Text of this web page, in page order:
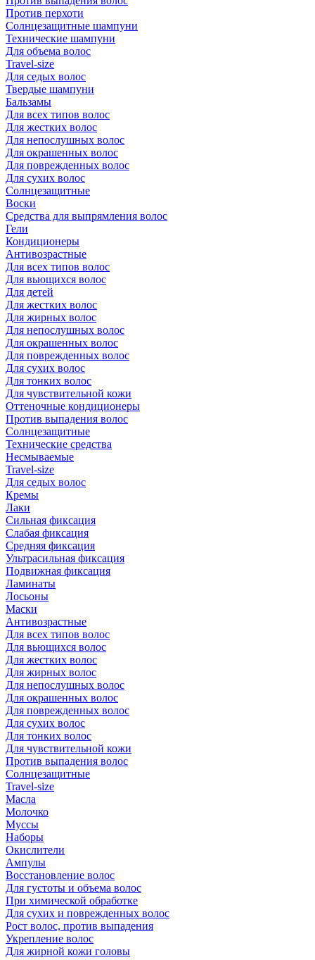
Против перхоти
Солнцезащитные шампуни
Технические шампуни
Для объема волос
Travel-size
Для седых волос
Твердые шампуни
Бальзамы
Для всех типов волос
Для жестких волос
Для непослушных волос
Для окрашенных волос
Для поврежденных волос
Для сухих волос
Солнцезащитные
Воски
Средства для выпрямления волос
Гели
Кондиционеры
Антивозрастные
Для всех типов волос
Для вьющихся волос
Для детей
Для жестких волос
Для жирных волос
Для непослушных волос
Для окрашенных волос
Для поврежденных волос
Для сухих волос
Для тонких волос
Для чувствительной кожи
Оттеночные кондиционеры
Против выпадения волос
Солнцезащитные
Технические средства
Несмываемые
Travel-size
Для седых волос
Кремы
Лаки
Сильная фиксация
Слабая фиксация
Средняя фиксация
Ультрасильная фиксация
Подвижная фиксация
Ламинаты
Лосьоны
Маски
Антивозрастные
Для всех типов волос
Для вьющихся волос
Для жестких волос
Для жирных волос
Для непослушных волос
Для окрашенных волос
Для поврежденных волос
Для сухих волос
Для тонких волос
Для чувствительной кожи
Против выпадения волос
Солнцезащитные
Travel-size
Масла
Молочко
Муссы
Наборы
Окислители
Ампулы
Восстановление волос
Для густоты и объема волос
При химической обработке
Для сухих и поврежденных волос
Рост волос, против выпадения
Укрепление волос
Для жирной кожи головы